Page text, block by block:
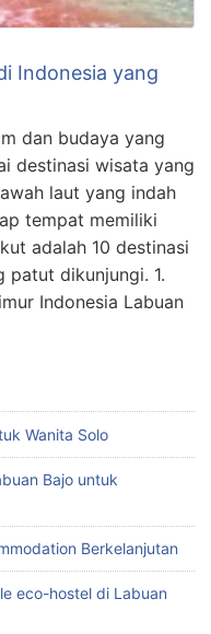
Indonesia yang
dan budaya yang
destinasi wisata yang
laut yang indah
tempat memiliki
adalah 10 destinasi
patut dikunjungi. 1.
Indonesia Labuan
Wanita Solo
Bajo untuk
Berkelanjutan
eco-hostel di Labuan